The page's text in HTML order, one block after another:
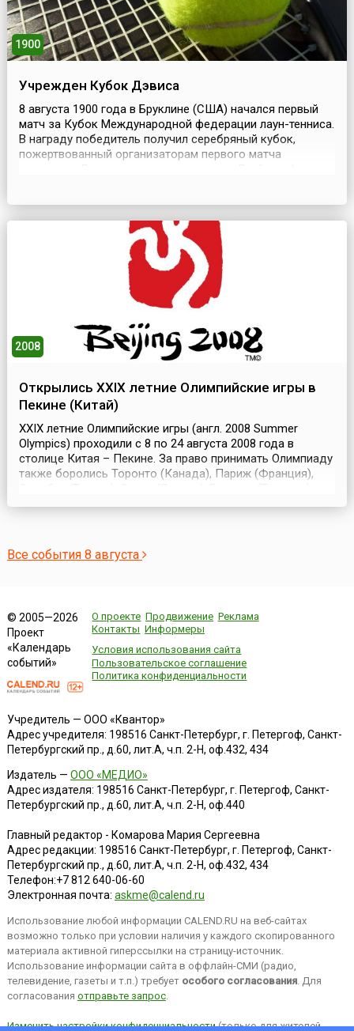
1900
Учрежден Кубок Дэвиса
8 августа 1900 года в Бруклине (США) начался первый
матч за Кубок Международной федерации лаун-тенниса.
В награду победитель получил серебряный кубок,
пожертвованный организаторам первого матча
2008
Открылись XXIX летние Олимпийские игры в
Пекине (Китай)
XXIX летние Олимпийские игры (англ. 2008 Summer
Olympics) проходили с 8 по 24 августа 2008 года в
столице Китая – Пекине. За право принимать Олимпиаду
также боролись Торонто (Канада), Париж (Франция),
Каир (Египет), Гавана (Куба), Куала-Лумпур (Малайзия) и
Все события 8 августа
© 2005—2026
Проект
«Календарь
событий»
О проекте Продвижение Реклама
Контакты Информеры
Условия использования сайта
Пользовательское соглашение
Политика конфиденциальности
Учредитель — ООО «Квантор»
Адрес учредителя: 198516 Санкт-Петербург, г. Петергоф, Санкт-
Петербургский пр., д.60, лит.А, ч.п. 2-Н, оф.432, 434
Издатель — ООО «МЕДИО»
Адрес издателя: 198516 Санкт-Петербург, г. Петергоф, Санкт-
Петербургский пр., д.60, лит.А, ч.п. 2-Н, оф.440
Главный редактор - Комарова Мария Сергеевна
Адрес редакции: 198516 Санкт-Петербург, г. Петергоф, Санкт-
Петербургский пр., д.60, лит.А, ч.п. 2-Н, оф.432, 434
Телефон:+7 812 640-06-60
Электронная почта: askme@calend.ru
Использование любой информации CALEND.RU на веб-сайтах
возможно только при условии наличия у каждого скопированного
материала активной гиперссылки на страницу-источник.
Использование информации сайта в оффлайн-СМИ (радио,
телевидение, газеты и т.п.) требует особого согласования. Для
согласования отправьте запрос.
Изменить настройки конфиденциальности(только для жителей